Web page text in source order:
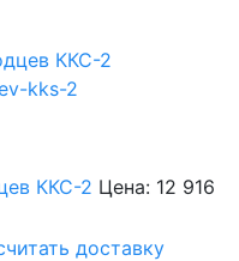
kks-2
ККС-2 Цена: 12 916
доставку